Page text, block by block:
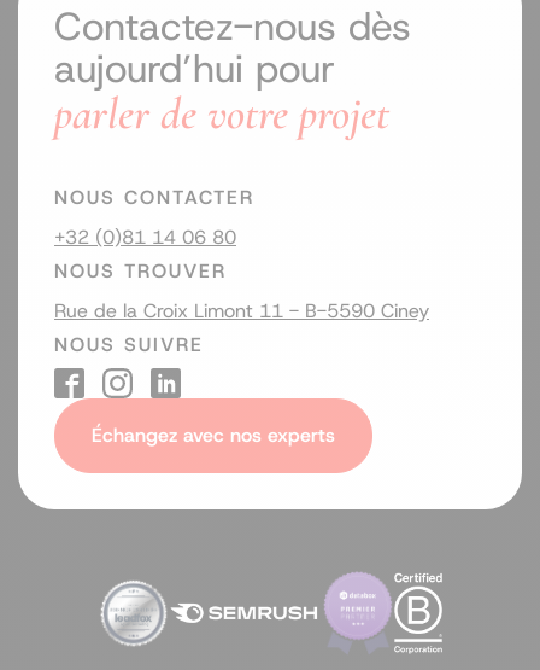
Contactez-nous dès
aujourd’hui pour
parler de votre projet
NOUS CONTACTER
+32 (0)81 14 06 80
NOUS TROUVER
Rue de la Croix Limont 11 - B-5590 Ciney
NOUS SUIVRE
Échangez avec nos experts